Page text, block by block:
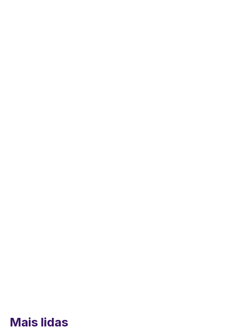
Mais lidas